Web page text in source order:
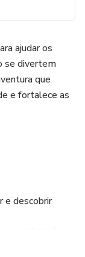
ajudar os
se divertem
que
e fortalece as
e descobrir